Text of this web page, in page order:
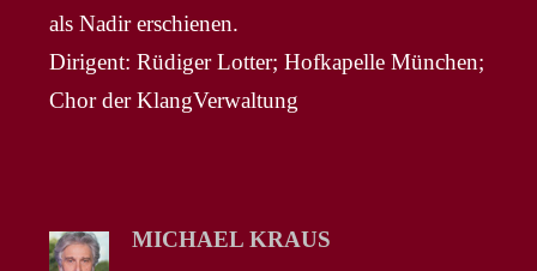
als Nadir erschienen.
Dirigent: Rüdiger Lotter; Hofkapelle München;
Chor der KlangVerwaltung
MICHAEL KRAUS